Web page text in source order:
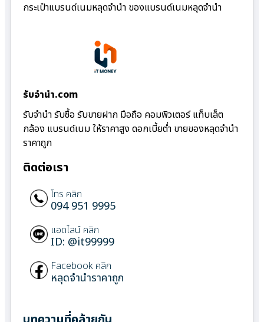
กระเป๋าแบรนด์เนมหลุดจำนำ ของแบรนด์เนมหลุดจำนำ
รับจํานํา.com
รับจำนำ รับซื้อ รับขายฝาก มือถือ คอมพิวเตอร์ แท็บเล็ต
กล้อง แบรนด์เนม ให้ราคาสูง ดอกเบี้ยต่ำ ขายของหลุดจำนำ
ราคาถูก
ติดต่อเรา
โทร คลิก
094 951 9995
แอดไลน์ คลิก
ID: @it99999
Facebook คลิก
หลุดจำนำราคาถูก